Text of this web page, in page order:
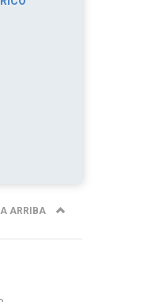
ARRIBA